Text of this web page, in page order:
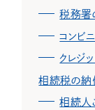
税務署
コンビ
クレジ
相続税の納
相続人